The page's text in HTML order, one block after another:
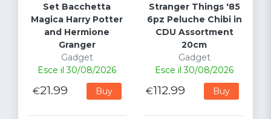
Set Bacchetta
Magica Harry Potter
and Hermione
Granger
Gadget
Esce il 30/08/2026
€21.99 Buy
Stranger Things '85
6pz Peluche Chibi in
CDU Assortment
20cm
Gadget
Esce il 30/08/2026
€112.99 Buy